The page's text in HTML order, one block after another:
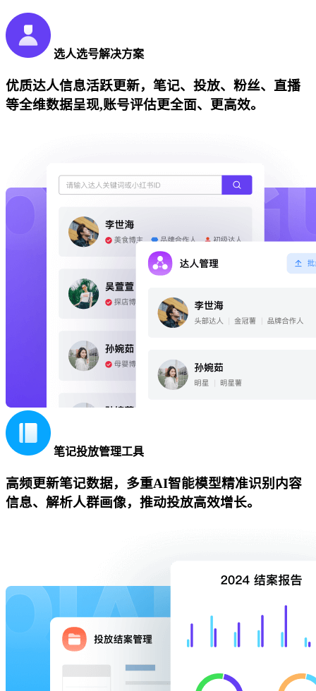
选人选号解决方案
优质达人信息活跃更新，笔记、投放、粉丝、直播
等全维数据呈现,账号评估更全面、更高效。
笔记投放管理工具
高频更新笔记数据，多重AI智能模型精准识别内容
信息、解析人群画像，推动投放高效增长。